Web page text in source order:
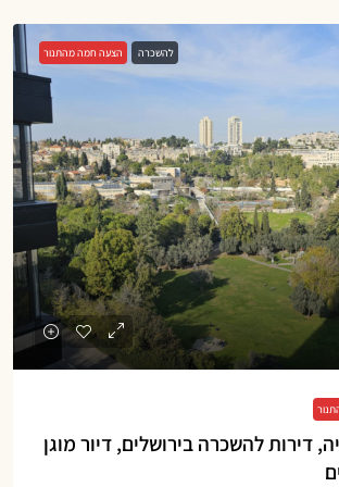
להשכרה הצעה חמה מהתנור
דירות להשכרה בירושלים, דיור מוגן